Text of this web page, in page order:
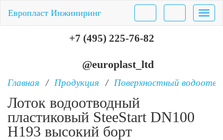
+7 (495) 225-76-82
@europlast_ltd
Европласт Инжиниринг
Главная Продукция Поверхностный
Лоток водоотводный
пластиковый SteeStart DN100
H193 высокий борт